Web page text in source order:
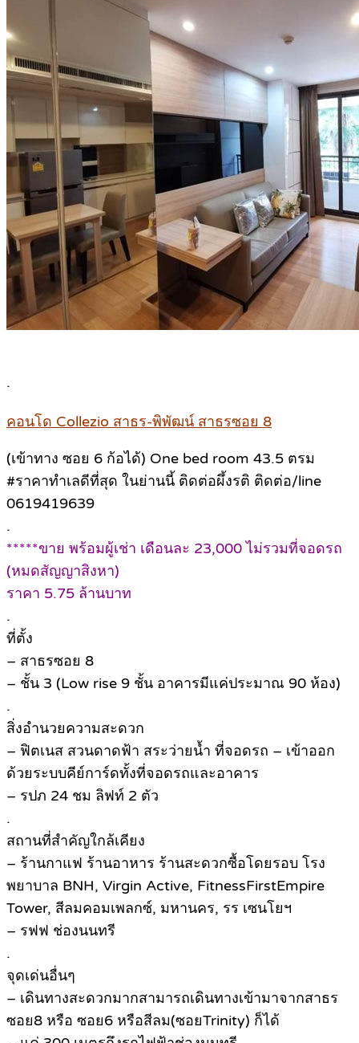
.
คอนโด Collezio สาธร-พิพัฒน์ สาธรซอย 8
(เข้าทาง ซอย 6 ก้อได้) One bed room 43.5 ตรม
#ราคาทำเลดีที่สุด ในย่านนี้ ติดต่อผึ้งรติ ติดต่อ/line
0619419639
.
*****ขาย พร้อมผู้เช่า เดือนละ 23,000 ไม่รวมที่จอดรถ
(หมดสัญญาสิงหา)
ราคา 5.75 ล้านบาท
.
ที่ตั้ง
– สาธรซอย 8
– ชั้น 3 (Low rise 9 ชั้น อาคารมีแค่ประมาณ 90 ห้อง)
.
สิ่งอำนวยความสะดวก
– ฟิตเนส สวนดาดฟ้า สระว่ายน้ำ ที่จอดรถ – เข้าออก
ด้วยระบบคีย์การ์ดทั้งที่จอดรถและอาคาร
– รปภ 24 ชม ลิฟท์ 2 ตัว
.
สถานที่สำคัญใกล้เคียง
– ร้านกาแฟ ร้านอาหาร ร้านสะดวกซื้อโดยรอบ โรง
พยาบาล BNH, Virgin Active, FitnessFirstEmpire
Tower, สีลมคอมเพลกซ์, มหานคร, รร เซนโยฯ
– รฟฟ ช่องนนทรี
.
จุดเด่นอื่นๆ
– เดินทางสะดวกมากสามารถเดินทางเข้ามาจากสาธร
ซอย8 หรือ ซอย6 หรือสีลม(ซอยTrinity) ก็ได้